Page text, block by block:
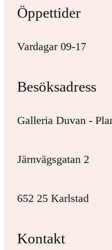
Öppettider
Vardagar 09-17
Besöksadress
Galleria Duvan -
Järnvägsgatan 2
652 25 Karlstad
Kontakt